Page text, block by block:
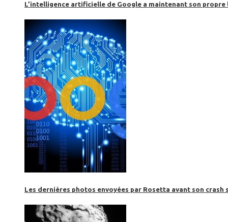
L’intelligence artificielle de Google a maintenant son propre
Les dernières photos envoyées par Rosetta avant son crash